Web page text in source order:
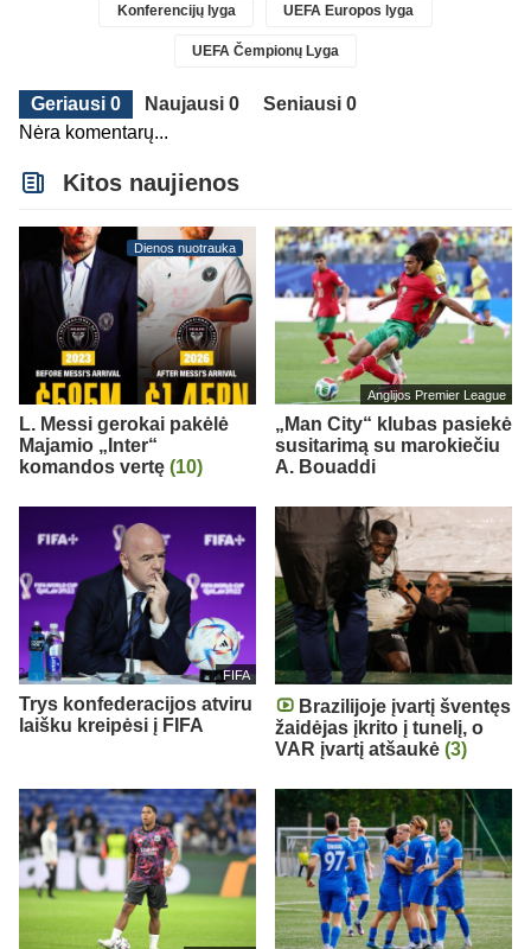
Konferencijų lyga UEFA Europos lyga
UEFA Čempionų Lyga
Geriausi 0 Naujausi 0
Seniausi 0
Nėra komentarų...
Kitos naujienos
Dienos nuotrauka
L. Messi gerokai pakėlė
Majamio „Inter“
komandos vertę (10)
Anglijos Premier League
„Man City“ klubas pasiekė
susitarimą su marokiečiu
A. Bouaddi
FIFA
Trys konfederacijos atviru
laišku kreipėsi į FIFA
Brazilijoje įvartį šventęs
žaidėjas įkrito į tunelį, o
VAR įvartį atšaukė (3)